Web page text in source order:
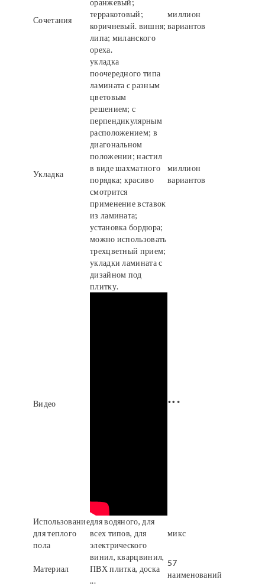
Сочетания
оранжевый;
терракотовый;
коричневый. вишня;
липа; миланского
ореха.
миллион
вариантов
Укладка
укладка
поочередного типа
ламината с разным
цветовым
решением; с
перпендикулярным
расположением; в
диагональном
положении; настил
в виде шахматного
порядка; красиво
смотрится
применение вставок
из ламината;
установка бордюра;
можно использовать
трехцветный прием;
укладки ламината с
дизайном под
плитку.
миллион
вариантов
Видео ***
Использование
для теплого
пола
для водяного, для
всех типов, для
электрического
микс
Материал
винил, кварцвинил,
ПВХ плитка, доска
...
57
наименований